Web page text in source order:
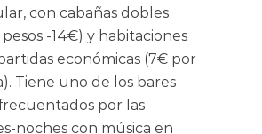
con cabañas dobles
-14€) y habitaciones
económicas (7€ por
Tiene uno de los bares
por las
noches con música en